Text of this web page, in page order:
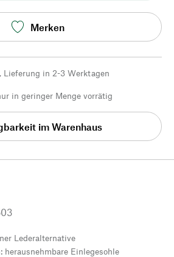
Merken
Lieferung in 2-3 Werktagen
in geringer Menge vorrätig
im Warenhaus
Lederalternative
herausnehmbare Einlegesohle